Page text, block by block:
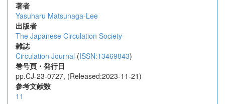
著者
Yasuharu Matsunaga-Lee
出版者
The Japanese Circulation Society
雑誌
Circulation Journal (ISSN:13469843)
巻号頁・発行日
pp.CJ-23-0727, (Released:2023-11-21)
参考文献数
11